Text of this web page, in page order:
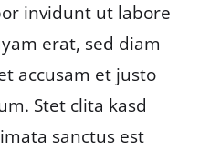
invidunt ut labore
erat, sed diam
accusam et justo
Stet clita kasd
sanctus est